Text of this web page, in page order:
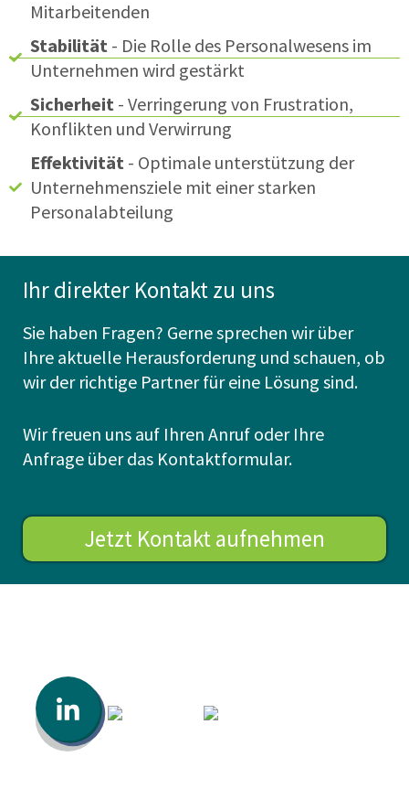
Mitarbeitenden
Stabilität- Die Rolle des Personalwesens im
Unternehmen wird gestärkt
Sicherheit- Verringerung von Frustration,
Konflikten und Verwirrung​
Effektivität- Optimale unterstützung der
Unternehmensziele mit einer starken
Personalabteilung
Ihr direkter Kontakt zu uns
Sie haben Fragen? Gerne sprechen wir über
Ihre aktuelle Herausforderung und schauen, ob
wir der richtige Partner für eine Lösung sind.
Wir freuen uns auf Ihren Anruf oder Ihre
Anfrage über das Kontaktformular.
Jetzt Kontakt aufnehmen